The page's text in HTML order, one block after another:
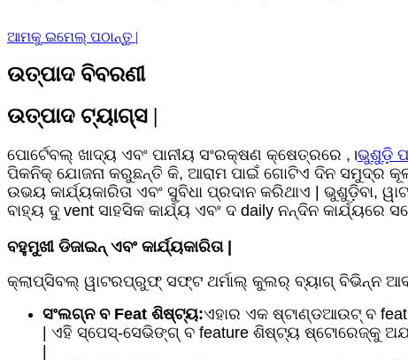
ଆମକୁ ଇମେଲ୍ ପଠାନ୍ତୁ |
ଉତ୍ପାଦ ବିବରଣୀ
ଉତ୍ପାଦ ଟ୍ୟାଗ୍ସ |
ପୋର୍ଟେବଲ୍ ଖାଦ୍ୟ ଏବଂ ପାନୀୟ ସଂରକ୍ଷଣ କ୍ଷେତ୍ରରେ ,।ଭୁଶୁଡ଼ି
ପିକନିକ୍ ଯୋଜନା କରୁଛନ୍ତି କି, ଆରାମ ପାଇଁ ଗୋଟିଏ ଦିନ ସମୁଦ୍ର
ଉଭୟ କାର୍ଯ୍ୟକାରିତା ଏବଂ ସୁବିଧା ପ୍ରଦାନ କରିଥାଏ | ଭୁଶୁଡ଼ିବା,
ବାହ୍ୟ ଦୁ vent ସାହସିକ କାର୍ଯ୍ୟ ଏବଂ ଦ daily ନନ୍ଦିନ କାର୍ଯ୍ୟରେ
ବହୁମୁଖୀ ଡିଜାଇନ୍ ଏବଂ କାର୍ଯ୍ୟକାରିତା |
କ୍ଲାପ୍ସିବଲ୍ ୱାଟରପ୍ରୁଫ୍ ସଫ୍ଟ ଥର୍ମାଲ୍ କୁଲର୍ ବ୍ୟାଗ୍ ବିଭିନ୍ନ
ସଂଲଗ୍ନ ବ Feat ଶିଷ୍ଟ୍ୟ:ଏହାର ଏକ ଷ୍ଟାଣ୍ଡଆଉଟ୍ ବ
| ଏହି ସ୍ପେସ୍-ସେଭିଙ୍ଗ୍ ବ feature ଶିଷ୍ଟ୍ୟ ଷ୍ଟୋରେଜ୍କୁ